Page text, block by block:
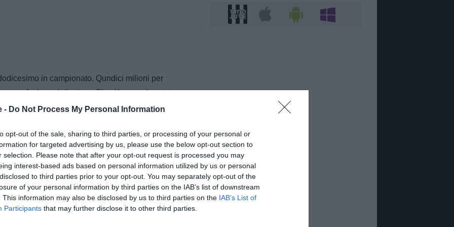
- Do Not Process My Personal Information
opt-out of the sale, sharing to third parties, or processing of your personal or
for targeted advertising by us, please use the below opt-out section to
selection. Please note that after your opt-out request is processed you may
interest-based ads based on personal information utilized by us or personal
to third parties prior to your opt-out. You may separately opt-out of the
of your personal information by third parties on the IAB’s list of downstream
This information may also be disclosed by us to third parties on the IAB’s List of
Participants that may further disclose it to other third parties.
in campionato. Qundici milioni per
e Amburgo) dieci per Glen Kamara (prestato
al Genoa), cinque per Jordan James (prestato al
al Pisa) dieci e mezzo per Andrés Gomez
Mikayil Faye (prestato alla Cremonese), venti per
Furuhashi (ceduto al Birmingham), sei milioni per
Gli unici a rimanere tutt'ora in rosa sono Al-Taamari
a maggio.
azzecca Wesley e Malen - gli unici rivendicati da